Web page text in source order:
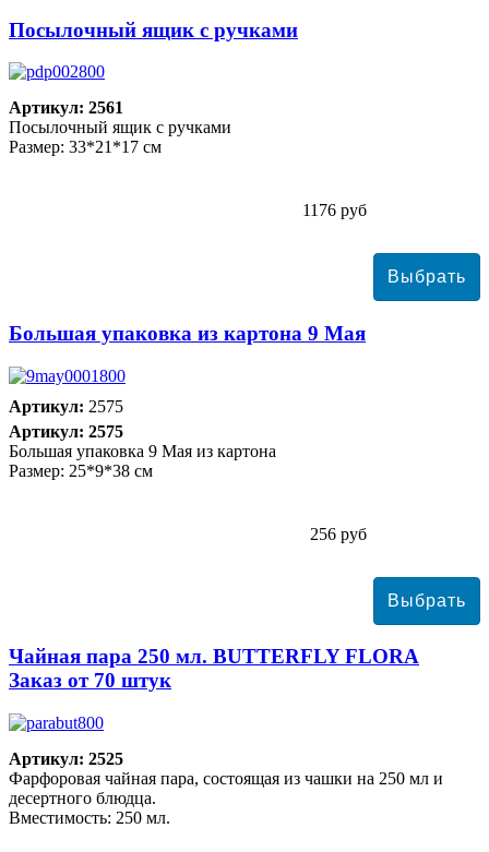
Посылочный ящик с ручками
Артикул: 2561
Посылочный ящик с ручками
Размер: 33*21*17 см
1176 руб
Большая упаковка из картона 9 Мая
Артикул: 2575
Артикул: 2575
Большая упаковка 9 Мая из картона
Размер: 25*9*38 см
256 руб
Чайная пара 250 мл. BUTTERFLY FLORA
Заказ от 70 штук
Артикул: 2525
Фарфоровая чайная пара, состоящая из чашки на 250 мл и
десертного блюдца.
Вместимость: 250 мл.